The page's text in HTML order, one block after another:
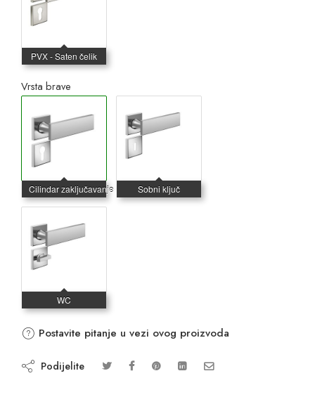
Vrsta brave
Postavite pitanje u vezi ovog proizvoda
Podijelite